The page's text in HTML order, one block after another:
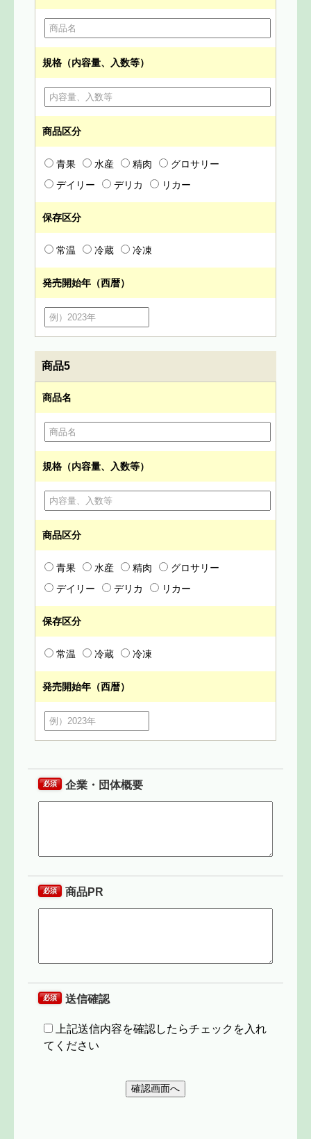
規格（内容量、入数等）
商品区分
青果 水産 精肉
グロサリー
デイリー
デリカ リカー
保存区分
常温 冷蔵 冷凍
発売開始年（西暦）
商品5
商品名
規格（内容量、入数等）
商品区分
青果 水産 精肉
グロサリー
デイリー
デリカ リカー
保存区分
常温 冷蔵 冷凍
発売開始年（西暦）
必須 企業・団体概要
必須 商品PR
必須 送信確認
上記送信内容を確認したらチェックを入れ
てください
確認画面へ